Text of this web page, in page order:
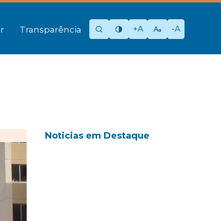
Transparência +A -A
Noticias em Destaque